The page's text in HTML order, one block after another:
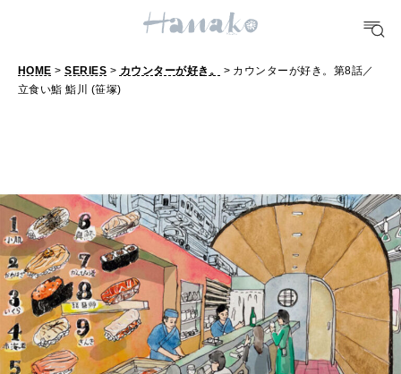
10 CATEGORIES
FOOD
FORTUNE
明日のわたし
[12星座別] Weekly Holoscope
[12星座別] Monthly Love Holoscope
HEALTH
自分にやさしく
HOME >SERIES > カウンターが好き。
> カウンターが好き。第8話／
立食い鮨 鮨川 (笹塚)